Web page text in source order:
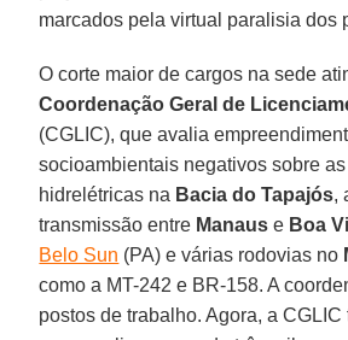
marcados pela virtual paralisia dos
O corte maior de cargos na sede
Coordenação Geral de
(CGLIC), que avalia
socioambientais negativos sobre
hidrelétricas na Bacia do Tapajós,
transmissão entre Manaus e Boa
Belo Sun (PA) e várias rodovias no
como a MT-242 e BR-158. A
postos de trabalho. Agora, a